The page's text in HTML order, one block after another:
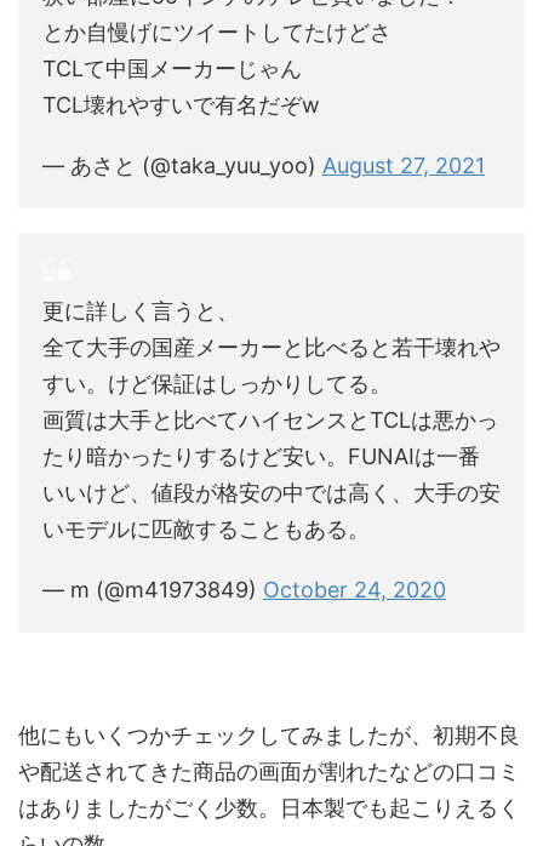
とか自慢げにツイートしてたけどさ
TCLて中国メーカーじゃん
TCL壊れやすいで有名だぞw
— あさと (@taka_yuu_yoo) August 27, 2021
更に詳しく言うと、
全て大手の国産メーカーと比べると若干壊れや
すい。けど保証はしっかりしてる。
画質は大手と比べてハイセンスとTCLは悪かっ
たり暗かったりするけど安い。FUNAIは一番
いいけど、値段が格安の中では高く、大手の安
いモデルに匹敵することもある。
— m (@m41973849) October 24, 2020
他にもいくつかチェックしてみましたが、初期不良
や配送されてきた商品の画面が割れたなどの口コミ
はありましたがごく少数。日本製でも起こりえるく